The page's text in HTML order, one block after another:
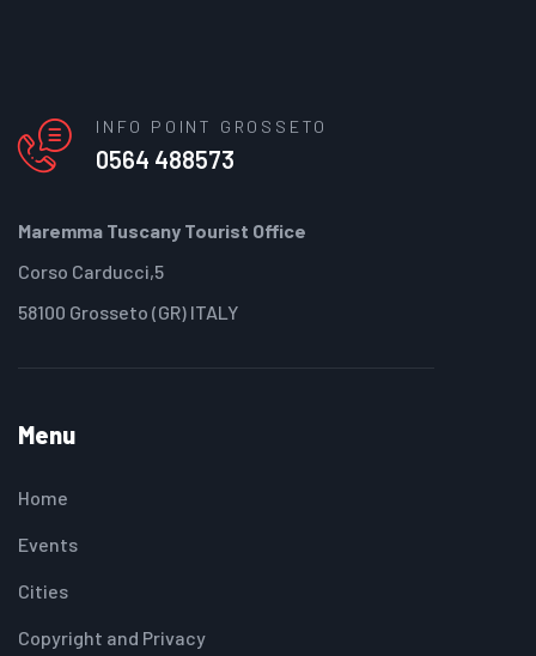
INFO POINT GROSSETO
0564 488573
Maremma Tuscany Tourist Office
Corso Carducci,5
58100 Grosseto (GR) ITALY
Menu
Home
Events
Cities
Copyright and Privacy